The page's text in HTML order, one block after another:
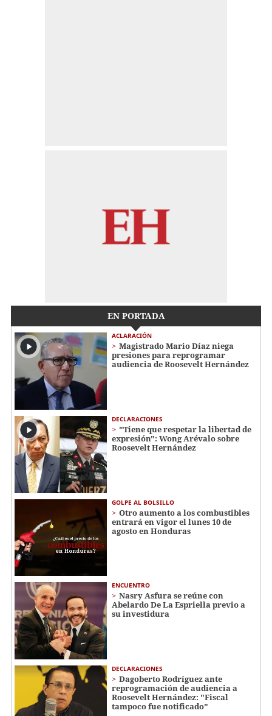
EN PORTADA
ACLARACIÓN
Magistrado Mario Díaz niega
presiones para reprogramar
audiencia de Roosevelt Hernández
DECLARACIONES
"Tiene que respetar la libertad de
expresión": Wong Arévalo sobre
Roosevelt Hernández
GOLPE AL BOLSILLO
Otro aumento a los combustibles
entrará en vigor el lunes 10 de
agosto en Honduras
ENCUENTRO
Nasry Asfura se reúne con
Abelardo De La Espriella previo a
su investidura
DECLARACIONES
Dagoberto Rodríguez ante
reprogramación de audiencia a
Roosevelt Hernández: "Fiscal
tampoco fue notificado"